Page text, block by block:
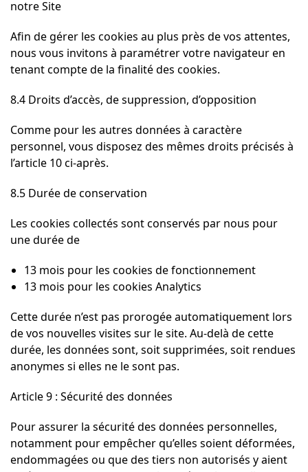
notre Site
Afin de gérer les cookies au plus près de vos attentes,
nous vous invitons à paramétrer votre navigateur en
tenant compte de la finalité des cookies.
8.4 Droits d’accès, de suppression, d’opposition
Comme pour les autres données à caractère
personnel, vous disposez des mêmes droits précisés à
l’article 10 ci-après.
8.5 Durée de conservation
Les cookies collectés sont conservés par nous pour
une durée de
13 mois pour les cookies de fonctionnement
13 mois pour les cookies Analytics
Cette durée n’est pas prorogée automatiquement lors
de vos nouvelles visites sur le site. Au-delà de cette
durée, les données sont, soit supprimées, soit rendues
anonymes si elles ne le sont pas.
Article 9 : Sécurité des données
Pour assurer la sécurité des données personnelles,
notamment pour empêcher qu’elles soient déformées,
endommagées ou que des tiers non autorisés y aient